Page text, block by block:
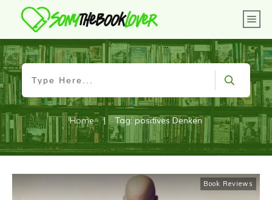
Home | Tag: positives Denken
Book Reviews